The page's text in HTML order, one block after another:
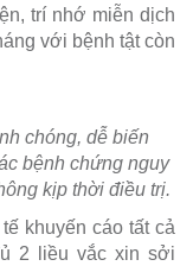
trí nhớ miễn dịch
với bệnh tật còn
chóng, dễ biến
bệnh chứng nguy
kịp thời điều trị.
khuyến cáo tất cả
2 liều vắc xin sởi